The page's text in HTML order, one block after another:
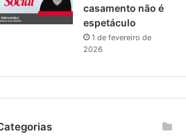
casamento não é
espetáculo
1 de fevereiro de
2026